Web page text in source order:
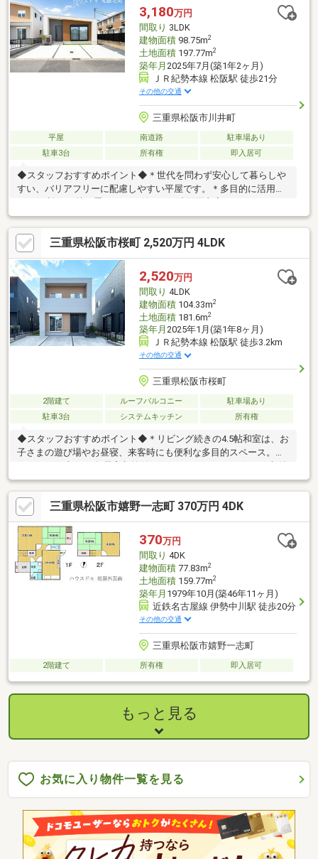
3,180万円
間取り 3LDK
建物面積98.75m2
土地面積197.77m2
築年月 2025年7月(築1年2ヶ月)
ＪＲ紀勢本線 松阪駅 徒歩21分
その他の交通
三重県松阪市川井町
平屋 南道路
駐車場あり
駐車3台
所有権 即入居可
◆スタッフおすすめポイント◆＊世代を問わず安心して暮らしや
すい、バリアフリーに配慮しやすい平屋です。＊多目的に活用で
クローゼットを近くに配置した、家事動線に配慮した間取り。 収
納豊富で、お部屋をすっきり保ちやすい住まいです。◆周辺環境
◆＊パワーセンター松阪まで車4分（1.2km）◆学校◆ 第三小学
校まで徒歩2分（120ｍ） ・ 殿町中学校まで徒歩11分（880
ｍ）☆＼＼現地見学予約受付中！お気軽にお問い合わせください
♪／／☆ 住宅ローンのご相談からご購入後まで、ハウスドゥ松阪
花岡がしっかりサポートします！
三重県松阪市桜町 2,520万円 4LDK
2,520万円
間取り 4LDK
建物面積104.33m2
土地面積181.6m2
築年月 2025年1月(築1年8ヶ月)
ＪＲ紀勢本線 松阪駅 徒歩3.2km
その他の交通
三重県松阪市桜町
2階建て ルーフバルコニー
駐車場あり
駐車3台
システムキッチン 所有権
◆スタッフおすすめポイント◆＊リビング続きの4.5帖和室は、お
子さまの遊び場やお昼寝、来客時にも便利な多目的スペース。＊
豊富な間取りです。
三重県松阪市嬉野一志町 370万円 4DK
370万円
間取り 4DK
建物面積77.83m2
土地面積159.77m2
築年月 1979年10月(築46年11ヶ月)
近鉄名古屋線 伊勢中川駅 徒歩20分
その他の交通
三重県松阪市嬉野一志町
2階建て 所有権 即入居可
もっと見る
お気に入り物件一覧を見る